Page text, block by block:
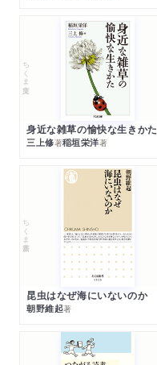
ちくま文庫
身近な雑草の愉快な生きかた
三上修著稲垣栄洋著
ちくま新書
昆虫はなぜ海にいないのか
朝野維起著